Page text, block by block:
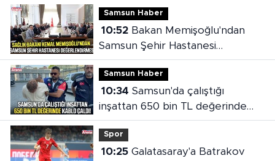
Samsun Haber
10:52Bakan Memişoğlu'ndan
Samsun Şehir Hastanesi
değerlendirmesi
Samsun Haber
10:34
inşattan 650 bin TL değerinde
kablo çaldı!
Spor
10:25Galatasaray'a Batrakov